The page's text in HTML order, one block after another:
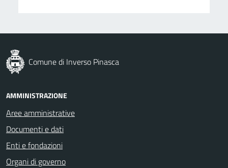
Comune di Inverso Pinasca
AMMINISTRAZIONE
Aree amministrative
Documenti e dati
Enti e fondazioni
Organi di governo